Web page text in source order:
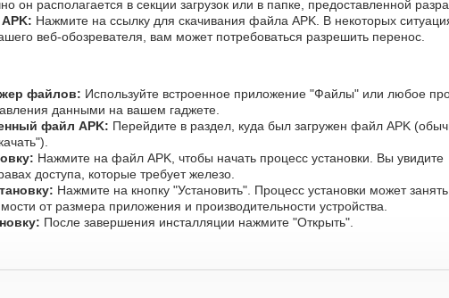
он располагается в секции загрузок или в папке, предоставленной
Нажмите на ссылку для скачивания файла APK. В некоторых
веб-обозревателя, вам может потребоваться разрешить перенос.
файлов: Используйте встроенное приложение "Файлы" или любое
данными на вашем гаджете.
файл APK: Перейдите в раздел, куда был загружен файл APK
Нажмите на файл APK, чтобы начать процесс установки. Вы увидите
доступа, которые требует железо.
Нажмите на кнопку "Установить". Процесс установки может
от размера приложения и производительности устройства.
После завершения инсталляции нажмите "Открыть".